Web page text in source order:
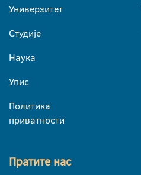
Универзитет
Студије
Наука
Упис
Политика
приватности
Пратите нас